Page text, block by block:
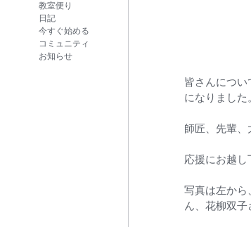
教室便り
日記
今すぐ始める
コミュニティ
お知らせ
皆さんにつ
になりました
師匠、先輩、
応援にお越し
写真は左から
ん、花柳双